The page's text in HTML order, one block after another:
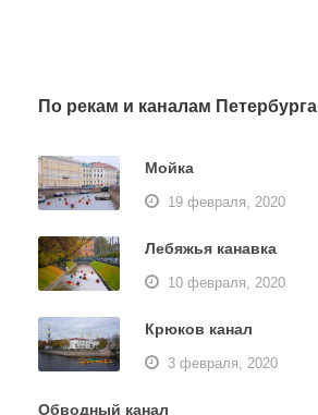
По рекам и каналам Петербурга
Мойка
19 февраля, 2020
Лебяжья канавка
10 февраля, 2020
Крюков канал
3 февраля, 2020
Обводный канал